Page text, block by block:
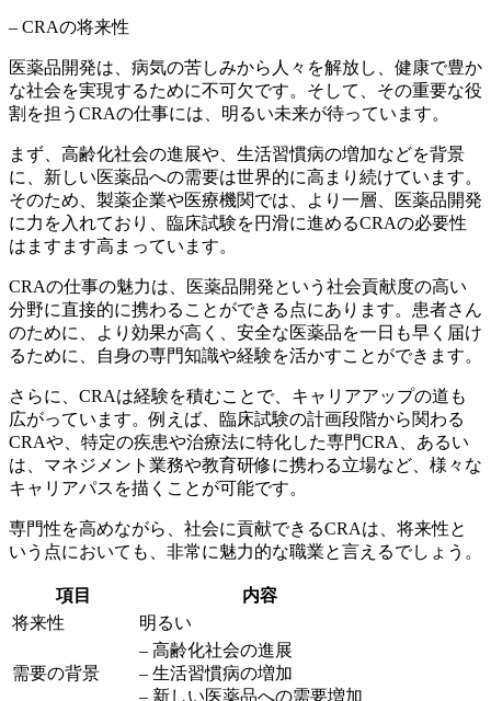
– CRAの将来性
医薬品開発は、病気の苦しみから人々を解放し、健康で豊か
な社会を実現するために不可欠です。 そして、その重要な役
割を担うCRAの仕事には、明るい未来が待っています。
まず、 高齢化社会の進展や、生活習慣病の増加などを背景
に、新しい医薬品への需要は世界的に高まり続けています。
そのため、製薬企業や医療機関では、より一層、医薬品開発
に力を入れており、臨床試験を円滑に進めるCRAの必要性
はますます高まっています。
CRAの仕事の魅力は、
医薬品開発という社会貢献度の高い
分野に直接的に携わることができる 点にあります。患者さん
のために、より効果が高く、安全な医薬品を一日も早く届け
るために、自身の専門知識や経験を活かすことができます。
さらに、CRAは経験を積むことで、キャリアアップの道も
広がっています。例えば、臨床試験の計画段階から関わる
CRAや、特定の疾患や治療法に特化した専門CRA、あるい
は、マネジメント業務や教育研修に携わる立場など、様々な
キャリアパスを描くことが可能です。
専門性を高めながら、社会に貢献できるCRAは、将来性と
いう点においても、非常に魅力的な職業と言えるでしょう。
項目
内容
将来性
明るい
需要の背景
– 高齢化社会の進展
– 生活習慣病の増加
– 新しい医薬品への需要増加